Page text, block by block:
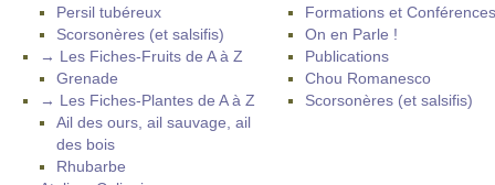
Persil tubéreux
Scorsonères (et salsifis)
→ Les Fiches-Fruits de A à Z
Grenade
→ Les Fiches-Plantes de A à Z
Ail des ours, ail sauvage, ail
des bois
Rhubarbe
Formations et Conférences
On en Parle !
Publications
Chou Romanesco
Scorsonères (et salsifis)